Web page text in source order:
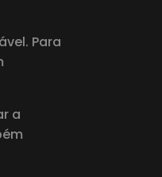
Para
a